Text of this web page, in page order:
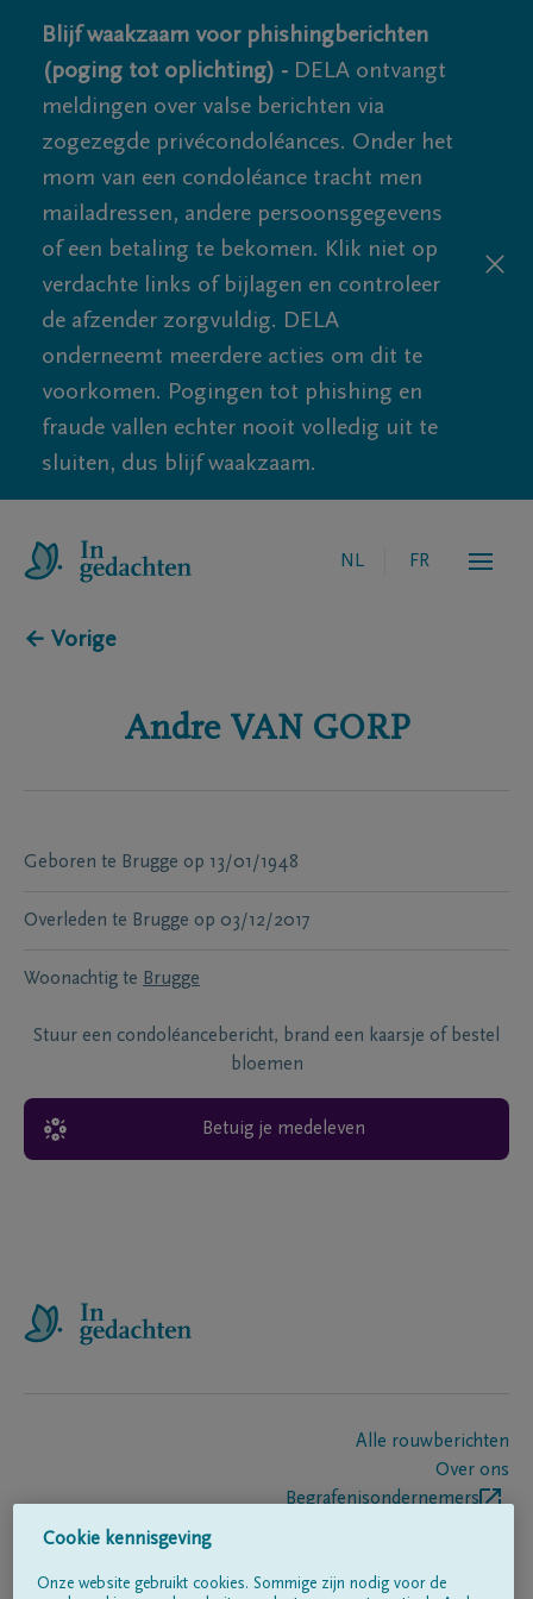
Blijf waakzaam voor phishingberichten
(poging tot oplichting) - DELA ontvangt
meldingen over valse berichten via
zogezegde privécondoléances. Onder het
mom van een condoléance tracht men
mailadressen, andere persoonsgegevens
of een betaling te bekomen. Klik niet op
verdachte links of bijlagen en controleer
de afzender zorgvuldig. DELA
onderneemt meerdere acties om dit te
voorkomen. Pogingen tot phishing en
fraude vallen echter nooit volledig uit te
sluiten, dus blijf waakzaam.
NL FR
← Vorige
Andre VAN GORP
Geboren te Brugge op 13/01/1948
Overleden te Brugge op 03/12/2017
Woonachtig te Brugge
Stuur een condoléancebericht, brand een kaarsje of bestel
bloemen
Betuig je medeleven
Alle rouwberichten
Over ons
Begrafenisondernemers
Cookie kennisgeving
Onze website gebruikt cookies. Sommige zijn nodig voor de